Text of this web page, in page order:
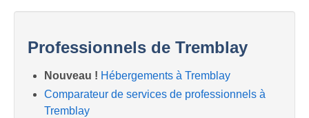
Professionnels de Tremblay
Nouveau ! Hébergements à Tremblay
Comparateur de services de professionnels à
Tremblay